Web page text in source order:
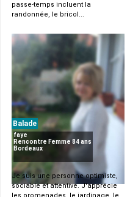
passe-temps incluent la
randonnée, le bricol...
Balade
faye
Rencontre Femme 84 ans
Bordeaux
Je suis une personne optimiste,
sociable et attentive. J'apprécie